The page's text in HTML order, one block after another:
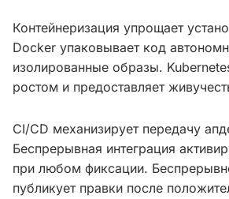
Контейнеризация упрощает
Docker упаковывает код
изолированные образы.
ростом и предоставляет
CI/CD механизирует передачу
Беспрерывная интеграция
при любом фиксации.
публикует правки после